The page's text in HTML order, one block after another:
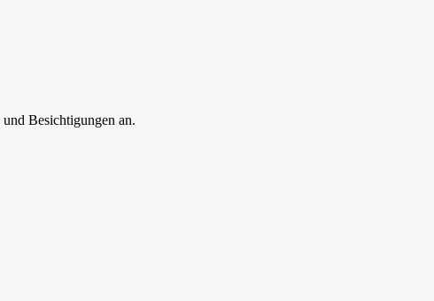
Besichtigungen an.